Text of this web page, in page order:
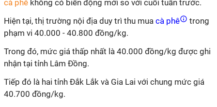
cà phê không có biến động mới so với cuối tuần trước.
Hiện tại, thị trường nội địa duy trì thu mua cà phê
trong
phạm vi 40.000 - 40.800 đồng/kg.
Trong đó, mức giá thấp nhất là 40.000 đồng/kg được ghi
nhận tại tỉnh Lâm Đồng.
Tiếp đó là hai tỉnh Đắk Lắk và Gia Lai với chung mức giá
40.700 đồng/kg.